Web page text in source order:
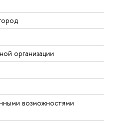
организации
возможностями